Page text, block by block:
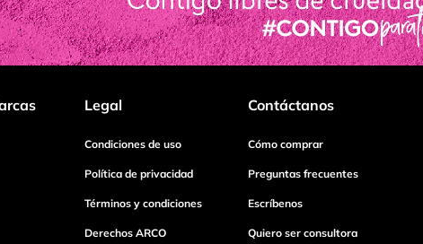
Legal
Condiciones de uso
Política de privacidad
Términos y condiciones
Derechos ARCO
Contáctanos
Cómo comprar
Preguntas frecuentes
Escríbenos
Quiero ser consultora